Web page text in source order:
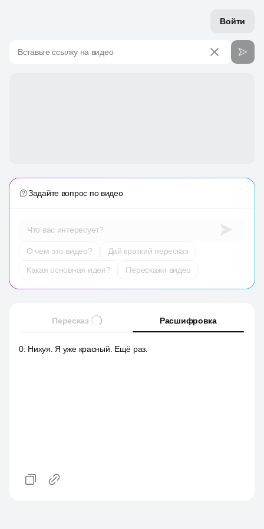
Войти
Вставьте ссылку на видео
Задайте вопрос по видео
Что вас интересует?
О чем это видео?
Дай краткий пересказ
Какая основная идея?
Перескажи видео
Пересказ Расшифровка
0: Нихуя. Я уже красный. Ещё раз.